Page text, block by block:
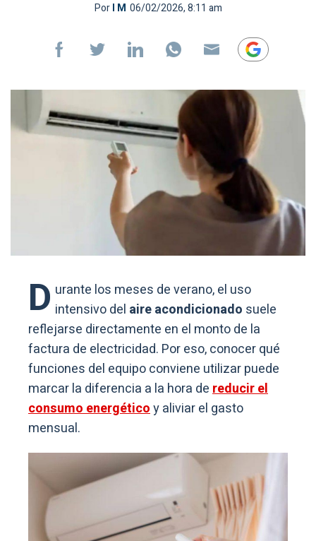
PorI M 06/02/2026, 8:11 am
D urante los meses de verano, el uso
intensivo del aire acondicionado suele
reflejarse directamente en el monto de la
factura de electricidad. Por eso, conocer qué
funciones del equipo conviene utilizar puede
marcar la diferencia a la hora dereducir el
consumo energéticoy aliviar el gasto
mensual.